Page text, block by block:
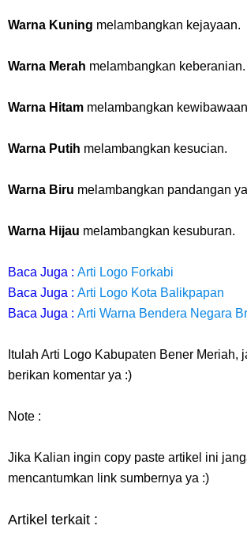
Warna Kuning melambangkan kejayaan.
Warna Merah melambangkan keberanian.
Warna Hitam melambangkan
Warna Putih melambangkan kesucian.
Warna Biru melambangkan pandangan
Warna Hijau melambangkan kesuburan.
Baca Juga : Arti Logo Forkabi
Baca Juga : Arti Logo Kota Balikpapan
Baca Juga : Arti Warna Bendera Negara
Itulah Arti Logo Kabupaten Bener Meriah,
berikan komentar ya :)
Note :
Jika Kalian ingin copy paste artikel ini
mencantumkan link sumbernya ya :)
Artikel terkait :